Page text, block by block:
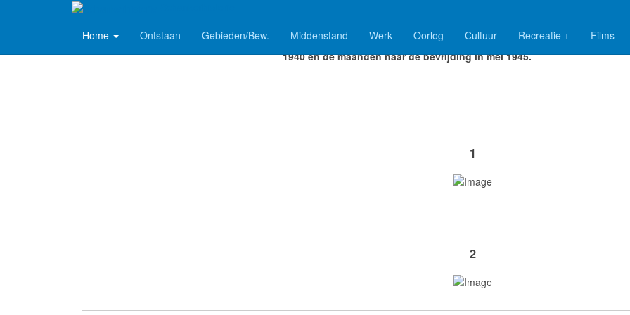
Home
Ontstaan Gebieden/Bew. Middenstand Werk Oorlog Cultuur Recreatie + Films
Ook voor de Schanskers een zeer ingrijpende periode. Vooral de inval
1940 en de maanden naar de bevrijding in mei 1945.
1
2